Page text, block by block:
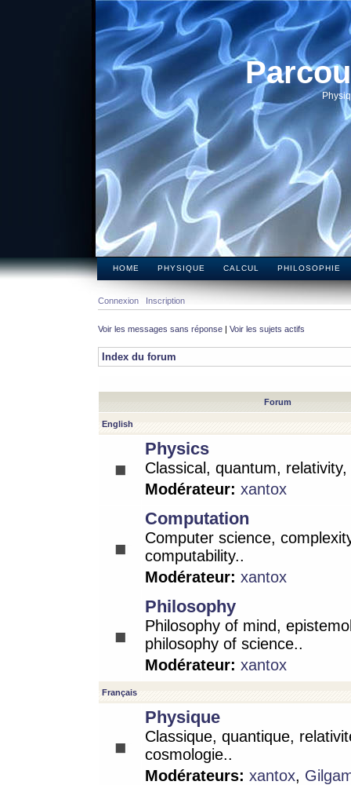
HOME PHYSIQUE CALCUL PHILOSOPHIE
Connexion Inscription
Voir les messages sans réponse | Voir les sujets actifs
Index du forum
Forum
English
Physics
Classical, quantum,
Modérateur: xantox
Computation
Computer science,
computability..
Modérateur: xantox
Philosophy
Philosophy of mind,
philosophy of science..
Modérateur: xantox
Français
Physique
Classique, quantique,
cosmologie..
Modérateurs: xantox,